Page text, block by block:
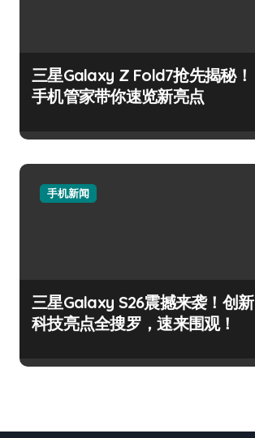
三星Galaxy Z Fold7抢先揭秘！
手机管家带你速览新亮点
手机新闻
三星Galaxy S26震撼来袭！创新
科技亮点全搜罗，速来围观！